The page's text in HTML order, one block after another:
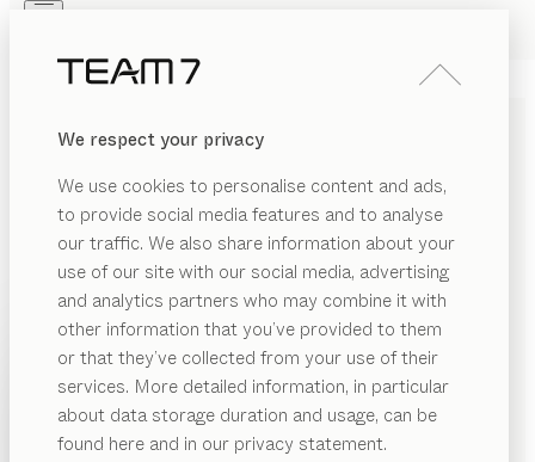
We respect your privacy
We use cookies to personalise content and ads,
to provide social media features and to analyse
our traffic. We also share information about your
use of our site with our social media, advertising
and analytics partners who may combine it with
other information that you’ve provided to them
or that they’ve collected from your use of their
services. More detailed information, in particular
about data storage duration and usage, can be
found here and in our privacy statement.
PRODUKTE
INSPIRATION
HÄNDLER
Vorgeschlagene
Kategorien
PRODUKTE
INSPIRATION
ÜBER UNS
SCHIEBETÜRENSCHRÄNKE
von Sebastian Desch
Außen schlichte Eleganz, innen eldes Holz und
durchdachte Funktionalität: Unsere individuell
planbaren Schwebetürenschränke bieten Flexibilität,
die durch eine Vielzahl von Abmessungen und
Ausführungen definiert wird.
HÄNDLER FINDEN